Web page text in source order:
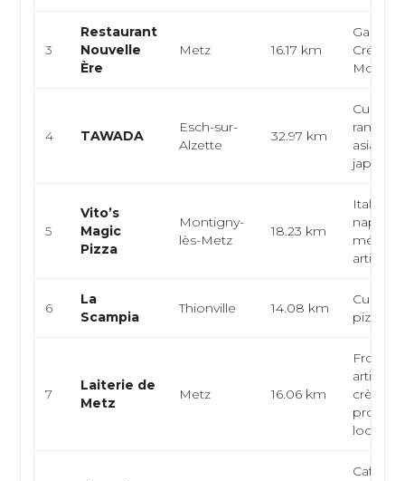
3
Restaurant
Nouvelle
Ère
Metz 16.17 km
4 TAWADA
Esch-sur-
Alzette
32.97 km
Cuisine
ramen,
5
Vito’s
Magic
Pizza
Montigny-
lès-Metz
18.23 km
artisan...
6
La
Scampia
Thionville 14.08 km
Cuisine
7
Laiterie de
Metz
Metz 16.06 km
loca...
Café